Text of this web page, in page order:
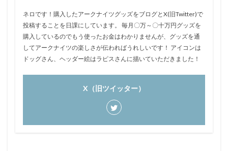
ネロです！購入したアークナイツグッズをブログとX(旧Twitter)で
投稿することを日課にしています。 毎月〇万～〇十万円グッズを
購入しているのでもう使ったお金はわかりませんが、グッズを通
してアークナイツの楽しさが伝わればうれしいです！ アイコンは
ドッグさん、ヘッダー絵はラピスさんに描いていただきました！
X（旧ツイッター）